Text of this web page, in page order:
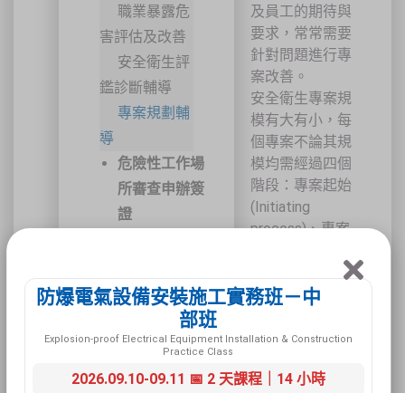
職業暴露危
害評估及改善
安全衛生評
鑑診斷輔導
專案規劃輔
導
危險性工作場
所審查申辦簽
證
及員工的期待與
要求，常常需要
針對問題進行專
案改善。
安全衛生專案規
模有大有小，每
個專案不論其規
模均需經過四個
階段：專案起始
(Initiating
process)、專案
process)、專案
執行(Executing
(Closing
階段都有特定的
防爆電氣設備安裝施工實務班－中
部班
Explosion-proof Electrical Equipment Installation & Construction
Practice Class
2026.09.10-09.11 📅 2 天課程｜14 小時